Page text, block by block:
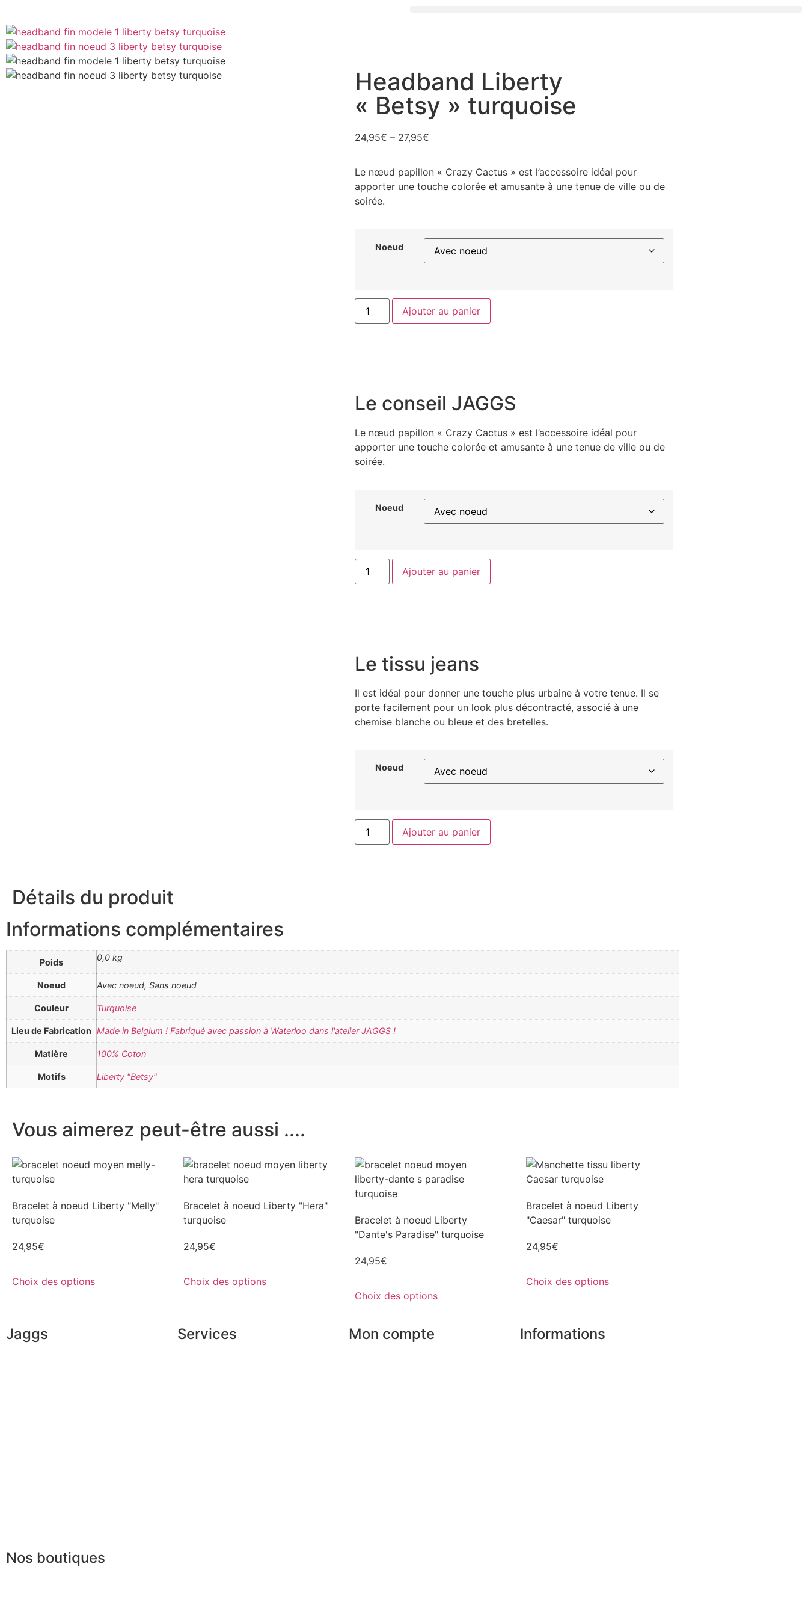
Headband Liberty
« Betsy » turquoise
24,95€ – 27,95€
Le nœud papillon « Crazy Cactus » est l’accessoire idéal pour
apporter une touche colorée et amusante à une tenue de ville ou de
soirée.
Noeud
Ajouter au panier
Le conseil JAGGS
Le nœud papillon « Crazy Cactus » est l’accessoire idéal pour
apporter une touche colorée et amusante à une tenue de ville ou de
soirée.
Noeud
Ajouter au panier
Le tissu jeans
Il est idéal pour donner une touche plus urbaine à votre tenue. Il se
porte facilement pour un look plus décontracté, associé à une
chemise blanche ou bleue et des bretelles.
Noeud
Ajouter au panier
Détails du produit
Informations complémentaires
Poids 0,0 kg
Noeud Avec noeud, Sans noeud
Couleur Turquoise
Lieu de Fabrication Made in Belgium ! Fabriqué avec passion à Waterloo dans l'atelier JAGGS !
Matière 100% Coton
Motifs Liberty "Betsy"
Vous aimerez peut-être aussi ....
Bracelet à noeud Liberty "Melly"
turquoise
24,95€
Choix des options
Bracelet à noeud Liberty "Hera"
turquoise
24,95€
Choix des options
Bracelet à noeud Liberty
"Dante's Paradise" turquoise
24,95€
Choix des options
Bracelet à noeud Liberty
"Caesar" turquoise
24,95€
Choix des options
Jaggs Services Mon compte Informations
Nos boutiques